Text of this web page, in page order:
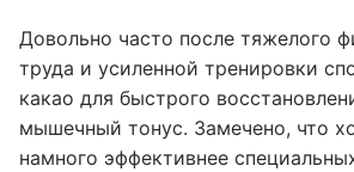
Довольно часто после тяжелого
труда и усиленной тренировки
какао для быстрого
мышечный тонус. Замечено, что
намного эффективнее